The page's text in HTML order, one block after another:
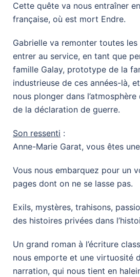
Cette quête va nous entraîner
française, où est mort Endre.
Gabrielle va remonter toutes
entrer au service, en tant que
famille Galay, prototype de la
industrieuse de ces années-là,
nous plonger dans l’atmosphère
de la déclaration de guerre.
Son ressenti :
Anne-Marie Garat, vous êtes
Vous nous embarquez pour un
pages dont on ne se lasse pas.
Exils, mystères, trahisons,
des histoires privées dans
Un grand roman à l’écriture
nous emporte et une virtuosité
narration, qui nous tient en